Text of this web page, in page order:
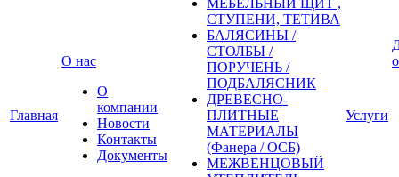
Главная
О нас
О
компании
Новости
Контакты
Документы
МЕБЕЛЬНЫЙ ЩИТ ,
СТУПЕНИ, ТЕТИВА
БАЛЯСИНЫ /
СТОЛБЫ /
ПОРУЧЕНЬ /
ПОДБАЛЯСНИК
ДРЕВЕСНО-
ПЛИТНЫЕ
МАТЕРИАЛЫ
(Фанера / ОСБ)
МЕЖВЕНЦОВЫЙ
Услуги